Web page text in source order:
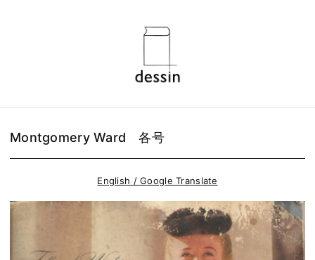
Montgomery Ward 各号
English / Google Translate